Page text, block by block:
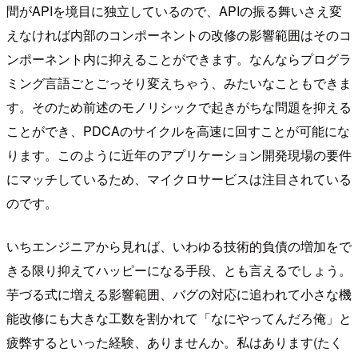
間がAPIを境目に独立しているので、APIの振る舞いさえ変
えなければ内部のコンポーネントの改修の影響範囲はそのコ
ンポーネント内に抑えることができます。なんならプログラ
ミング言語ごとごっそり変えちゃう、みたいなこともできま
す。そのため前述のモノリシックで起きがちな問題を抑える
ことができ、PDCAのサイクルを高速に回すことが可能にな
ります。このように近年のアプリケーション開発現場の要件
にマッチしているため、マイクロサービスは注目されている
のです。
いちエンジニアから見れば、いわゆる技術的負債の増加をで
きる限り抑えてハッピーになる手段、とも言えるでしょう。
芋づる式に増える影響範囲、バグの対応に追われて小さな機
能改修にも大きな工数を割かれて「なにやってんだろ俺」と
疲弊するといった経験、ありませんか。私はあります(たく